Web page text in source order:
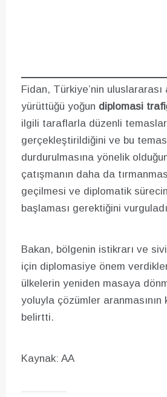
Fidan, Türkiye’nin
yürüttüğü yoğun diplomasi
ilgili taraflarla düzenli temaslar
gerçekleştirildiğini ve bu
durdurulmasına yönelik
çatışmanın daha da
geçilmesi ve diplomatik
başlaması gerektiğini
Bakan, bölgenin istikrarı ve
için diplomasiye önem
ülkelerin yeniden masaya
yoluyla çözümler aranmasının
belirtti.
Kaynak: AA